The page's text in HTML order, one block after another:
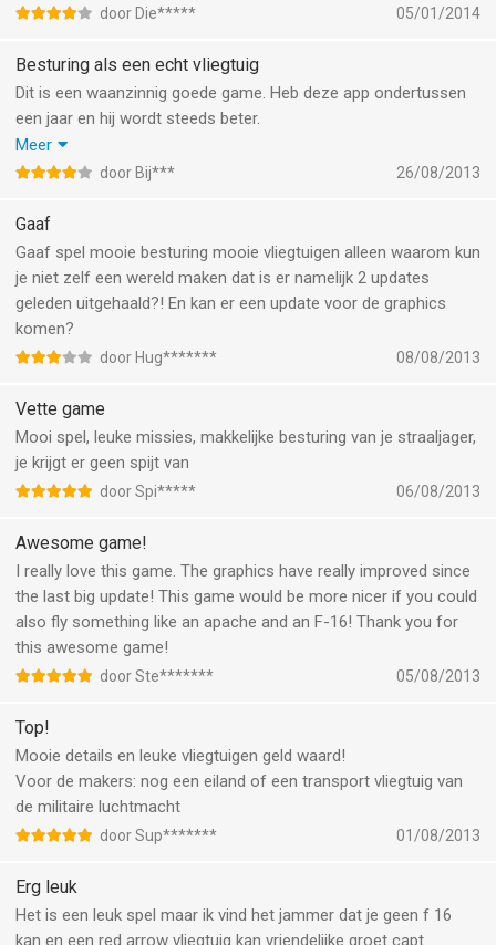
door Die***** 05/01/2014
Besturing als een echt vliegtuig
Dit is een waanzinnig goede game. Heb deze app ondertussen
een jaar en hij wordt steeds beter.
Het landen en vliegen gaat net zoals in een echt vliegtuig. Alleen
de stall is niet echt waarheidsgetrouw.
toe.
Meer
door Bij*** 26/08/2013
Gaaf
Gaaf spel mooie besturing mooie vliegtuigen alleen waarom kun
je niet zelf een wereld maken dat is er namelijk 2 updates
geleden uitgehaald?! En kan er een update voor de graphics
komen?
door Hug******* 08/08/2013
Vette game
Mooi spel, leuke missies, makkelijke besturing van je straaljager,
je krijgt er geen spijt van
door Spi***** 06/08/2013
Awesome game!
I really love this game. The graphics have really improved since
the last big update! This game would be more nicer if you could
also fly something like an apache and an F-16! Thank you for
this awesome game!
door Ste******* 05/08/2013
Top!
Mooie details en leuke vliegtuigen geld waard!
Voor de makers: nog een eiland of een transport vliegtuig van
de militaire luchtmacht
door Sup******* 01/08/2013
Erg leuk
Het is een leuk spel maar ik vind het jammer dat je geen f 16
kan en een red arrow vliegtuig kan vriendelijke groet capt